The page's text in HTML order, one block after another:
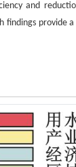
and
findings